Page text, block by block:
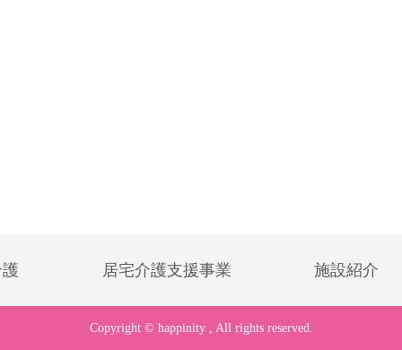
居宅介護支援事業 施設紹介
Copyright © happinity , All rights reserved.